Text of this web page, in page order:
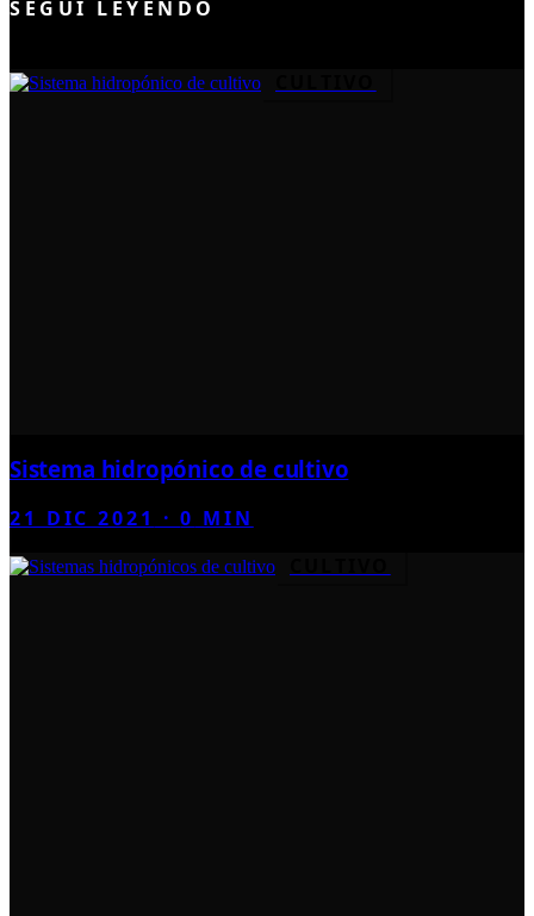
SEGUÍ LEYENDO
Sistema hidropónico de cultivo
21 DIC 2021 ·0 MIN